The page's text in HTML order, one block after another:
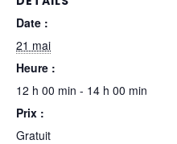
Date :
21 mai
Heure :
12 h 00 min - 14 h 00 min
Prix :
Gratuit